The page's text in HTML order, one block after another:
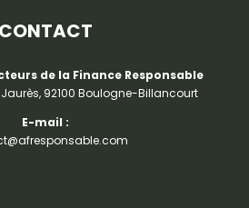
CONTACT
de la Finance Responsable
92100 Boulogne-Billancourt
E-mail :